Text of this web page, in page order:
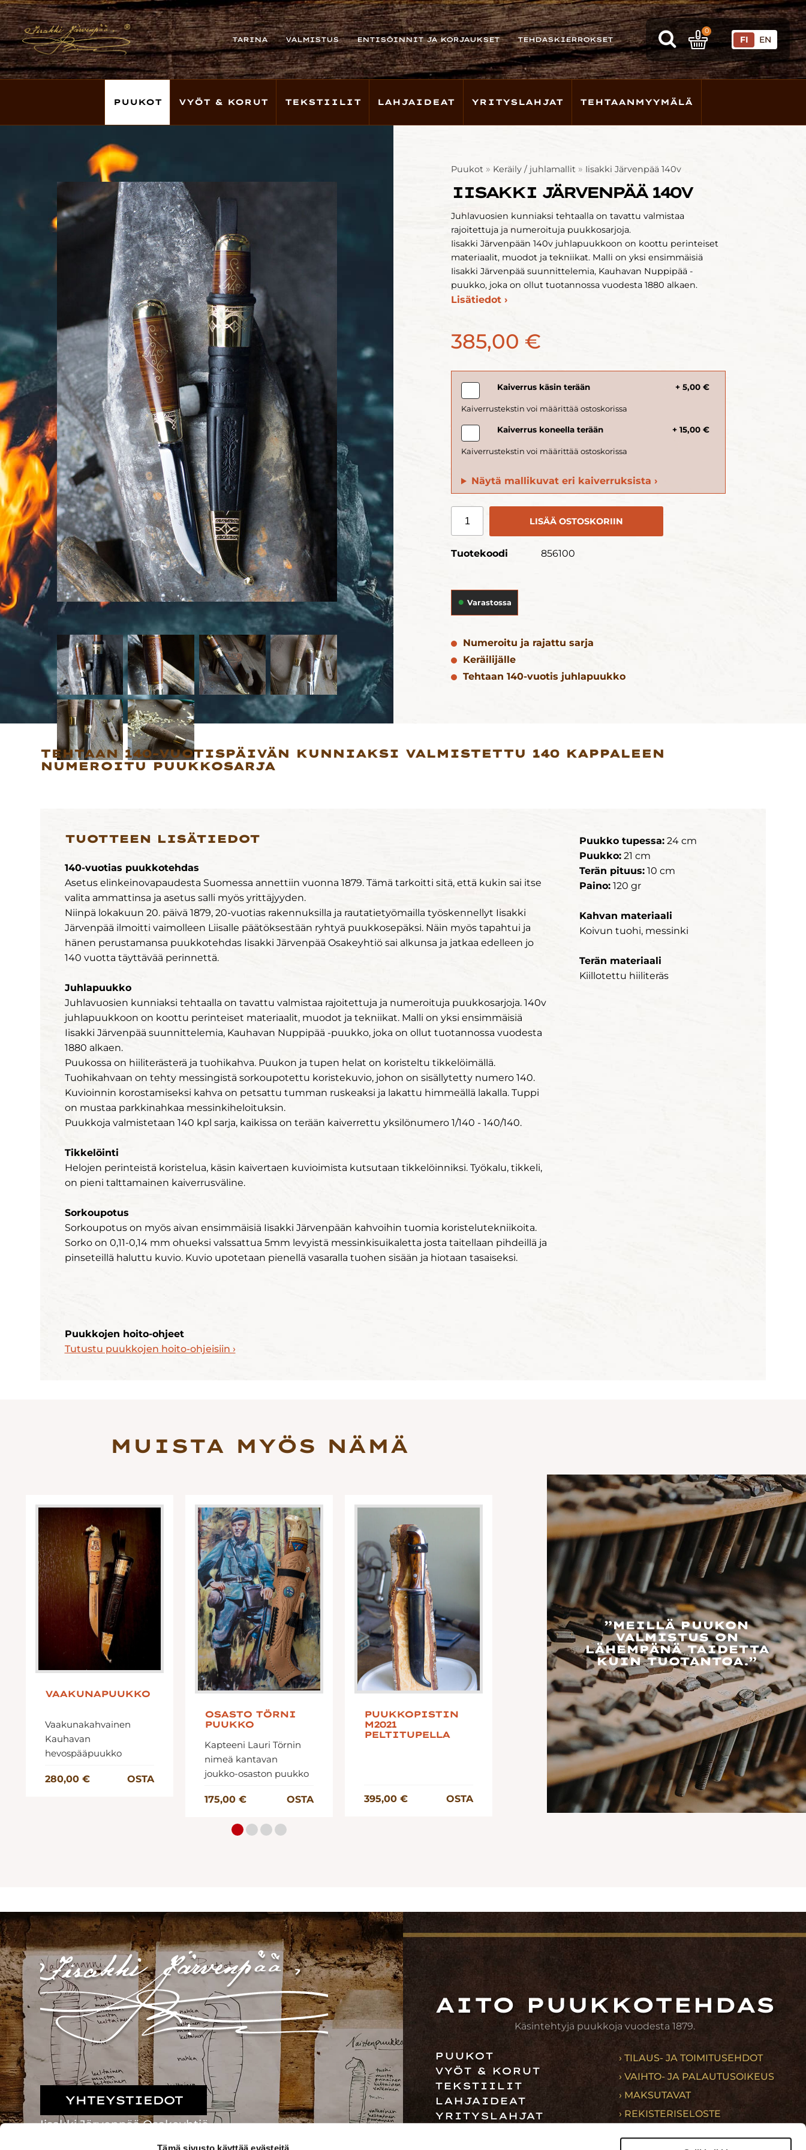
Tämä sivusto käyttää evästeitä
TARINA VALMISTUS ENTISÖINNIT JA KORJAUKSET TEHDASKIERROKSET
0
FI EN
PUUKOT VYÖT & KORUT TEKSTIILIT LAHJAIDEAT YRITYSLAHJAT TEHTAANMYYMÄLÄ
Puukot » Keräily / juhlamallit » Iisakki Järvenpää 140v
IISAKKI JÄRVENPÄÄ 140V
Juhlavuosien kunniaksi tehtaalla on tavattu valmistaa
rajoitettuja ja numeroituja puukkosarjoja.
Iisakki Järvenpään 140v juhlapuukkoon on koottu perinteiset
materiaalit, muodot ja tekniikat. Malli on yksi ensimmäisiä
Iisakki Järvenpää suunnittelemia, Kauhavan Nuppipää -
puukko, joka on ollut tuotannossa vuodesta 1880 alkaen.
Lisätiedot ›
385,00 €
Kaiverrus käsin terään + 5,00 €
Kaiverrus koneella terään + 15,00 €
Näytä mallikuvat eri kaiverruksista ›
LISÄÄ OSTOSKORIIN
Tuotekoodi 856100
Varastossa
Numeroitu ja rajattu sarja
Keräilijälle
Tehtaan 140-vuotis juhlapuukko
TEHTAAN 140-VUOTISPÄIVÄN KUNNIAKSI VALMISTETTU 140 KAPPALEEN
NUMEROITU PUUKKOSARJA
TUOTTEEN LISÄTIEDOT
140-vuotias puukkotehdas
Asetus elinkeinovapaudesta Suomessa annettiin vuonna 1879. Tämä tarkoitti sitä, että kukin sai itse
valita ammattinsa ja asetus salli myös yrittäjyyden.
Niinpä lokakuun 20. päivä 1879, 20-vuotias rakennuksilla ja rautatietyömailla työskennellyt Iisakki
Järvenpää ilmoitti vaimolleen Liisalle päätöksestään ryhtyä puukkosepäksi. Näin myös tapahtui ja
hänen perustamansa puukkotehdas Iisakki Järvenpää Osakeyhtiö sai alkunsa ja jatkaa edelleen jo
140 vuotta täyttävää perinnettä.
Juhlapuukko
Juhlavuosien kunniaksi tehtaalla on tavattu valmistaa rajoitettuja ja numeroituja puukkosarjoja. 140v
juhlapuukkoon on koottu perinteiset materiaalit, muodot ja tekniikat. Malli on yksi ensimmäisiä
Iisakki Järvenpää suunnittelemia, Kauhavan Nuppipää -puukko, joka on ollut tuotannossa vuodesta
1880 alkaen.
Puukossa on hiiliterästerä ja tuohikahva. Puukon ja tupen helat on koristeltu tikkelöimällä.
Tuohikahvaan on tehty messingistä sorkoupotettu koristekuvio, johon on sisällytetty numero 140.
Kuvioinnin korostamiseksi kahva on petsattu tumman ruskeaksi ja lakattu himmeällä lakalla. Tuppi
on mustaa parkkinahkaa messinkiheloituksin.
Puukkoja valmistetaan 140 kpl sarja, kaikissa on terään kaiverrettu yksilönumero 1/140 - 140/140.
Tikkelöinti
Helojen perinteistä koristelua, käsin kaivertaen kuvioimista kutsutaan tikkelöinniksi. Työkalu, tikkeli,
on pieni talttamainen kaiverrusväline.
Sorkoupotus
Sorkoupotus on myös aivan ensimmäisiä Iisakki Järvenpään kahvoihin tuomia koristelutekniikoita.
Sorko on 0,11-0,14 mm ohueksi valssattua 5mm levyistä messinkisuikaletta josta taitellaan pihdeillä ja
pinseteillä haluttu kuvio. Kuvio upotetaan pienellä vasaralla tuohen sisään ja hiotaan tasaiseksi.
Puukko tupessa: 24 cm
Puukko: 21 cm
Terän pituus: 10 cm
Paino: 120 gr
Kahvan materiaali
Koivun tuohi, messinki
Terän materiaali
Kiillotettu hiiliteräs
Puukkojen hoito-ohjeet
Tutustu puukkojen hoito-ohjeisiin ›
VAAKUNAPUUKKO
Vaakunakahvainen
Kauhavan
hevospääpuukko
280,00 € OSTA
OSASTO TÖRNI
PUUKKO
Kapteeni Lauri Törnin
nimeä kantavan
joukko-osaston puukko
175,00 € OSTA
PUUKKOPISTIN
M2021
PELTITUPELLA
395,00 € OSTA
IISAKKI
JÄRVENPÄÄ 140V
OSTA
TÖRNI PUUKKO
Puukko Osasto Lauri
Törni perinnekillan
logolla
185,00 € OSTA
”MEILLÄ PUUKON
VALMISTUS ON
LÄHEMPÄNÄ TAIDETTA
KUIN TUOTANTOA.”
YHTEYSTIEDOT
Iisakki Järvenpää Osakeyhtiö
Passinraitti 32, 62200 Kauhava
AITO PUUKKOTEHDAS
Käsintehtyjä puukkoja vuodesta 1879.
PUUKOT
VYÖT & KORUT
TEKSTIILIT
LAHJAIDEAT
YRITYSLAHJAT
› TILAUS- JA TOIMITUSEHDOT
› VAIHTO- JA PALAUTUSOIKEUS
› MAKSUTAVAT
› REKISTERISELOSTE